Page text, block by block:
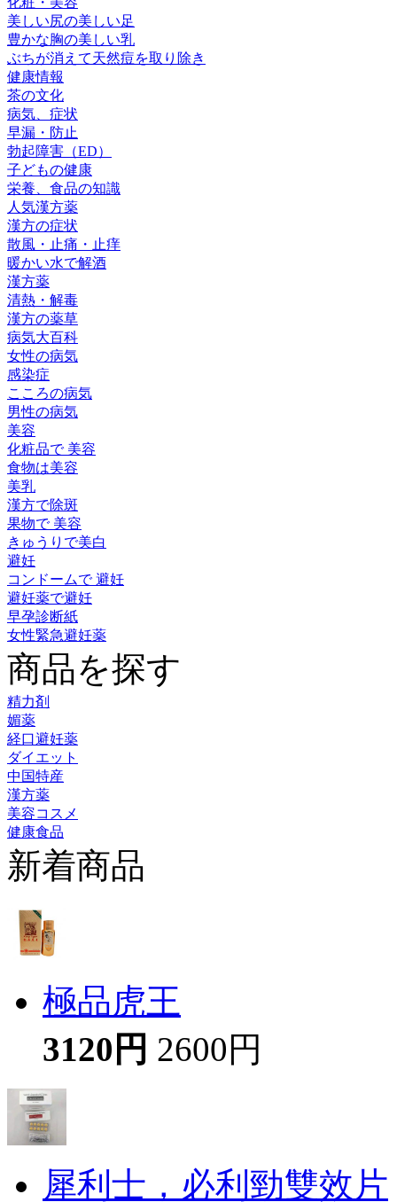
美しい尻の美しい足
豊かな胸の美しい乳
ぶちが消えて天然痘を取り除き
健康情報
茶の文化
病気、症状
早漏・防止
勃起障害（ED）
子どもの健康
栄養、食品の知識
人気漢方薬
漢方の症状
散風・止痛・止痒
暖かい水で解酒
漢方薬
清熱・解毒
漢方の薬草
病気大百科
女性の病気
感染症
こころの病気
男性の病気
美容
化粧品で 美容
食物は美容
美乳
漢方で除斑
果物で 美容
きゅうりで美白
避妊
コンドームで 避妊
避妊薬で避妊
早孕診断紙
女性緊急避妊薬
商品を探す
精力剤
媚薬
経口避妊薬
ダイエット
中国特産
漢方薬
美容コスメ
健康食品
新着商品
極品虎王
3120円 2600円
犀利士，必利勁雙效片